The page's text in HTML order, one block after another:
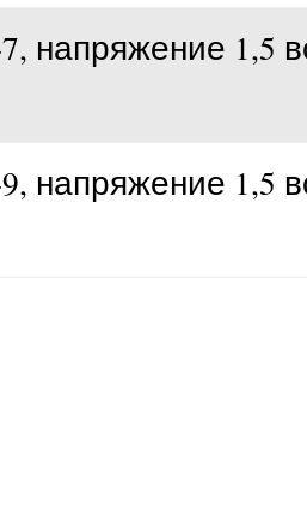
напряжение 1,5
напряжение 1,5